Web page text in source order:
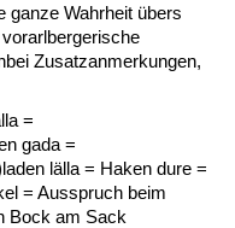
Landwirtschaft
Reden
und Alltag
und
ganze Wahrheit übers
Zusatzanmerkungen,
=
gada =
lälla = Haken dure =
= Ausspruch beim
Bock am Sack